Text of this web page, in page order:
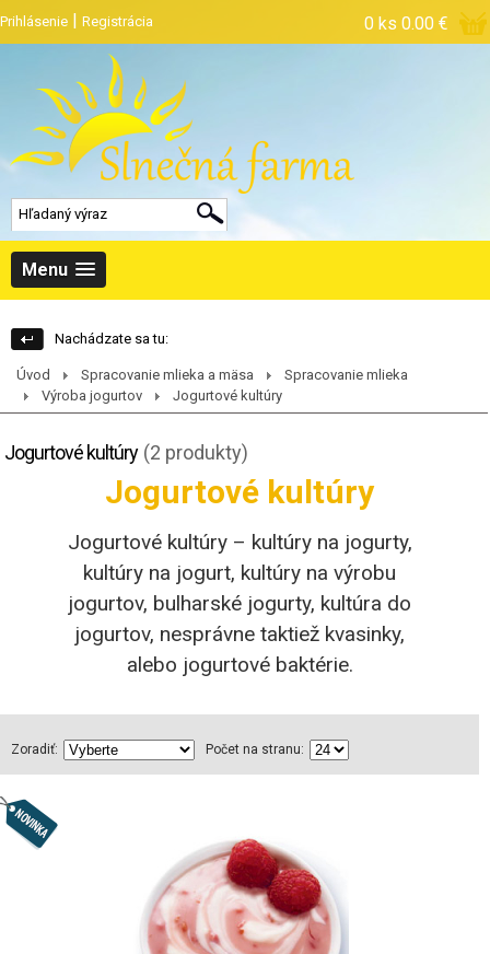
Prihlásenie | Registrácia 0 ks 0.00 €
Menu
Nachádzate sa tu:
Úvod Spracovanie mlieka a mäsa
Spracovanie mlieka
Výroba jogurtov
Jogurtové kultúry
Jogurtové kultúry (2 produkty)
Jogurtové kultúry
Jogurtové kultúry – kultúry na jogurty,
kultúry na jogurt, kultúry na výrobu
jogurtov, bulharské jogurty, kultúra do
jogurtov, nesprávne taktiež kvasinky,
alebo jogurtové baktérie.
Zoradiť: Počet na stranu: